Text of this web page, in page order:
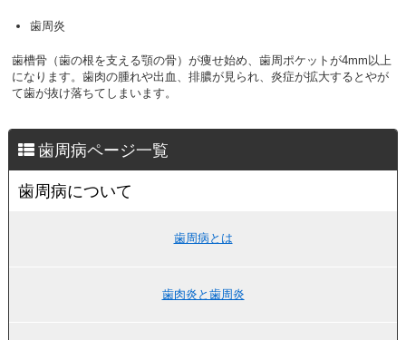
歯周炎
歯槽骨（歯の根を支える顎の骨）が痩せ始め、歯周ポケットが4mm以上
になります。歯肉の腫れや出血、排膿が見られ、炎症が拡大するとやが
て歯が抜け落ちてしまいます。
歯周病ページ一覧
歯周病について
歯周病とは
歯肉炎と歯周炎